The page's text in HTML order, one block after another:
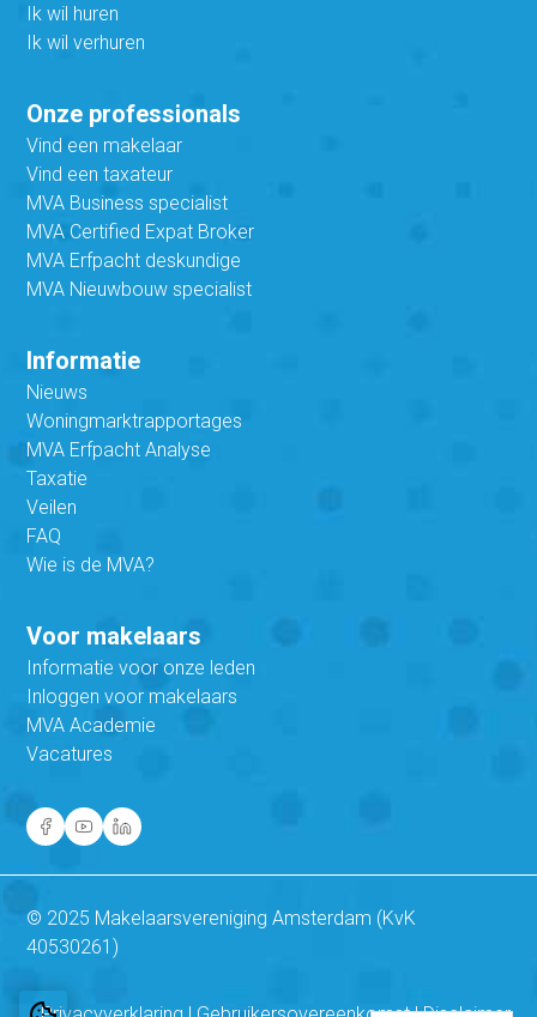
Ik wil huren
Ik wil verhuren
Onze professionals
Vind een makelaar
Vind een taxateur
MVA Business specialist
MVA Certified Expat Broker
MVA Erfpacht deskundige
MVA Nieuwbouw specialist
Informatie
Nieuws
Woningmarktrapportages
MVA Erfpacht Analyse
Taxatie
Veilen
FAQ
Wie is de MVA?
Voor makelaars
Informatie voor onze leden
Inloggen voor makelaars
MVA Academie
Vacatures
© 2025 Makelaarsvereniging Amsterdam (KvK
40530261)